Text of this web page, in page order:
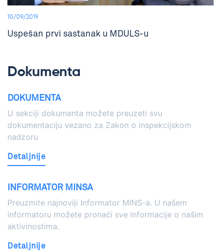
10/09/2019
Uspešan prvi sastanak u MDULS-u
Dokumenta
DOKUMENTA
U sekciji dokumenta možete preuzeti svu
dokumentaciju vezano za Zakon o inspekcijskom
nadzoru
Detaljnije
INFORMATOR MINSA
Preuzmite najnoviji Informator MINS-a. U našem
informatoru možete pronaći sve informacije o našim
aktivinostima.
Detaljnije